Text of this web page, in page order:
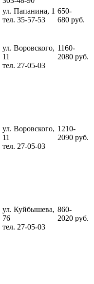
ул. Папанина, 1
тел. 35-57-53
650-
680 руб.
ул. Воровского,
11
тел. 27-05-03
1160-
2080 руб.
ул. Воровского,
11
тел. 27-05-03
1210-
2090 руб.
ул. Куйбышева,
76
тел. 27-05-03
860-
2020 руб.